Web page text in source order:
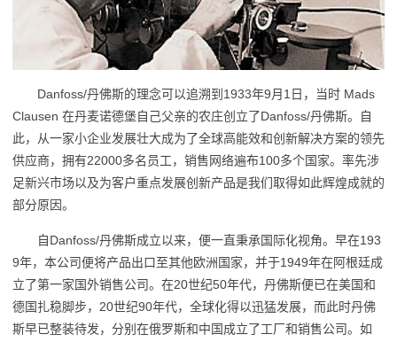
Danfoss/丹佛斯的理念可以追溯到1933年9月1日，当时 Mads
Clausen 在丹麦诺德堡自己父亲的农庄创立了Danfoss/丹佛斯。自
此，从一家小企业发展壮大成为了全球高能效和创新解决方案的领先
供应商，拥有22000多名员工，销售网络遍布100多个国家。率先涉
足新兴市场以及为客户重点发展创新产品是我们取得如此辉煌成就的
部分原因。
自Danfoss/丹佛斯成立以来，便一直秉承国际化视角。早在193
9年，本公司便将产品出口至其他欧洲国家，并于1949年在阿根廷成
立了第一家国外销售公司。在20世纪50年代，丹佛斯便已在美国和
德国扎稳脚步，20世纪90年代，全球化得以迅猛发展，而此时丹佛
斯早已整装待发，分别在俄罗斯和中国成立了工厂和销售公司。如